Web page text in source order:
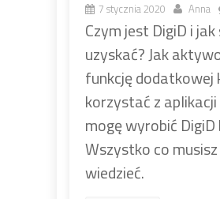
7 stycznia 2020 Anna
Czym jest DigiD i
uzyskać? Jak
funkcję dodatkowej
korzystać z
mogę wyrobić DigiD
Wszystko co
wiedzieć.